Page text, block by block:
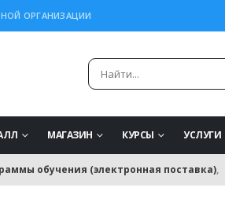
ОРГАНИЗАЦИИ
МАГАЗИН КУРСЫ УСЛУГИ
обучения (электронная поставка),